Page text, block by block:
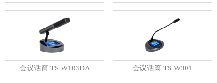
会议话筒 TS-W103DA 会议话筒 TS-W301